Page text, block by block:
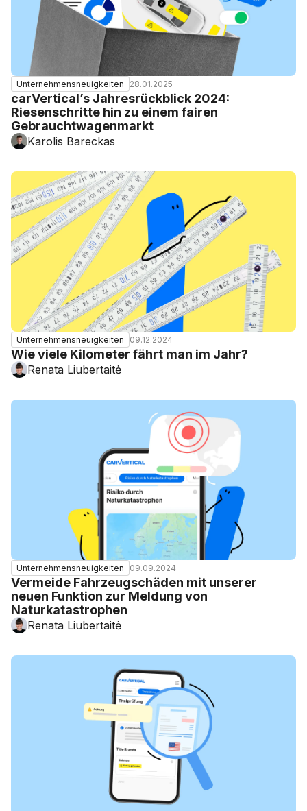
Unternehmensneuigkeiten 28.01.2025
carVertical’s Jahresrückblick 2024:
Riesenschritte hin zu einem fairen
Gebrauchtwagenmarkt
Karolis Bareckas
Unternehmensneuigkeiten 09.12.2024
Wie viele Kilometer fährt man im Jahr?
Renata Liubertaitė
Unternehmensneuigkeiten 09.09.2024
Vermeide Fahrzeugschäden mit unserer
neuen Funktion zur Meldung von
Naturkatastrophen
Renata Liubertaitė